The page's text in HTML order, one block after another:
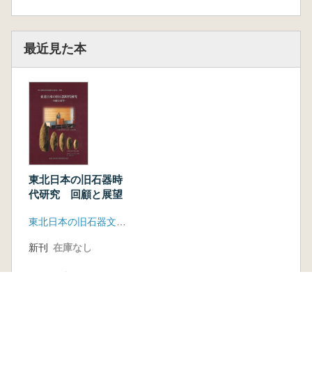
最近見た本
東北日本の旧石器時
代研究 回顧と展望
新刊 在庫なし